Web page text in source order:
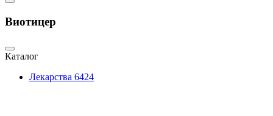
Виотицер
Каталог
Лекарства 6424